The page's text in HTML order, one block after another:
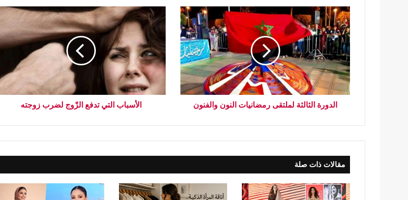
الدورة الثالثة لملتقى رمضانيات النون والفنون الأسباب التي تدفع الزّوج لضرب زوجته
مقالات ذات صلة